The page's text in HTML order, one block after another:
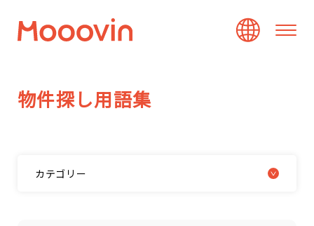
物件探し用語集
カテゴリー